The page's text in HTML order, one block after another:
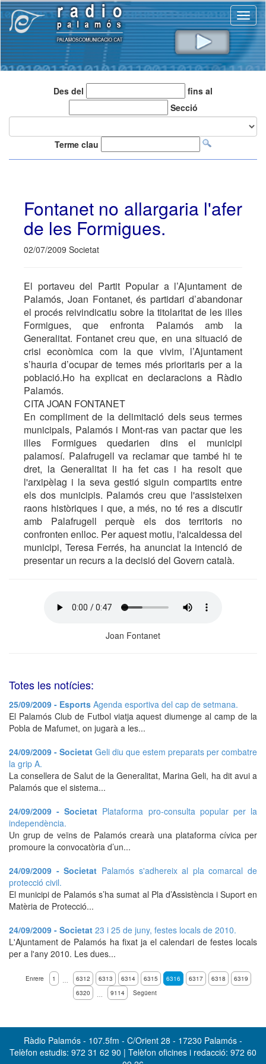
Des del
fins al
Secció
Terme clau
Fontanet no allargaria l'afer
de les Formigues.
02/07/2009 Societat
El portaveu del Partit Popular a l’Ajuntament de
Palamós, Joan Fontanet, és partidari d’abandonar
el procés reivindicatiu sobre la titolaritat de les illes
Formigues, que enfronta Palamós amb la
Generalitat. Fontanet creu que, en una situació de
crisi econòmica com la que vivim, l’Ajuntament
s’hauria d’ocupar de temes més prioritaris per a la
població.Ho ha explicat en declaracions a Ràdio
Palamós.
CITA JOAN FONTANET
En compliment de la delimitació dels seus termes
municipals, Palamós i Mont-ras van pactar que les
illes Formigues quedarien dins el municipi
palamosí. Palafrugell va reclamar que també hi te
dret, la Generalitat li ha fet cas i ha resolt que
l'arxipèlag i la seva gestió siguin compartits entre
els dos municipis. Palamós creu que l'assisteixen
raons històriques i que, a més, no té res a discutir
amb Palafrugell perquè els dos territoris no
confronten enlloc. Per aquest motiu, l'alcaldessa del
municipi, Teresa Ferrés, ha anunciat la intenció de
presentar un recurs a la decisió del Govern català.
Joan Fontanet
Totes les notícies:
25/09/2009 - Esports Agenda esportiva del cap de setmana.
El Palamós Club de Futbol viatja aquest diumenge al camp de la
Pobla de Mafumet, on jugarà a les...
24/09/2009 - Societat Geli diu que estem preparats per combatre
la grip A.
La consellera de Salut de la Generalitat, Marina Geli, ha dit avui a
Palamós que el sistema...
24/09/2009 - Societat Plataforma pro-consulta popular per la
independència.
Un grup de veïns de Palamós crearà una plataforma cívica per
promoure la convocatòria d’un...
24/09/2009 - Societat Palamós s'adhereix al pla comarcal de
protecció civil.
El municipi de Palamós s’ha sumat al Pla d’Assistència i Suport en
Matèria de Protecció...
24/09/2009 - Societat 23 i 25 de juny, festes locals de 2010.
L'Ajuntament de Palamós ha fixat ja el calendari de festes locals
per a l'any 2010. Les dues...
Enrere 1 … 6312 6313 6314 6315 6316 6317 6318
6319
6320
… 9114 Següent
Ràdio Palamós - 107.5fm - C/Orient 28 - 17230 Palamós -
Telèfon estudis: 972 31 62 90 | Telèfon oficines i redacció: 972 60